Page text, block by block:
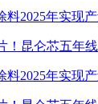
2025年实现
！昆仑芯五年
2025年实现